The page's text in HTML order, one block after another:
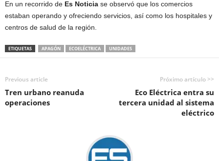
En un recorrido de Es Noticia se observó que los comercios
estaban operando y ofreciendo servicios, así como los hospitales y
centros de salud de la región.
ETIQUETAS APAGÓN ECOELÉCTRICA UNIDADES
Previous article
Tren urbano reanuda
operaciones
Próximo artículo >>
Eco Eléctrica entra su
tercera unidad al sistema
eléctrico